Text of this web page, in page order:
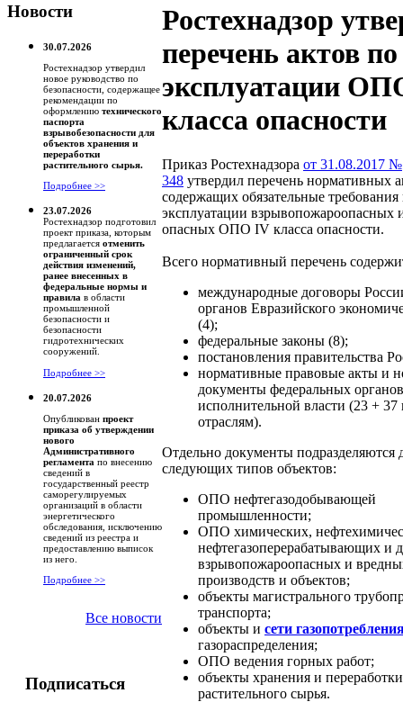
Новости
30.07.2026
Ростехнадзор утвердил
новое руководство по
безопасности, содержащее
рекомендации по
оформлению технического
паспорта
взрывобезопасности для
объектов хранения и
переработки
растительного сырья.
Подробнее >>
23.07.2026
Ростехнадзор подготовил
проект приказа, которым
предлагается отменить
ограниченный срок
действия изменений,
ранее внесенных в
федеральные нормы и
правила в области
промышленной
безопасности и
безопасности
гидротехнических
сооружений.
Подробнее >>
20.07.2026
Опубликован проект
приказа об утверждении
нового
Административного
регламента по внесению
сведений в
государственный реестр
саморегулируемых
организаций в области
энергетического
обследования, исключению
сведений из реестра и
предоставлению выписок
из него.
Подробнее >>
Все новости
Подписаться
Ростехнадзор
перечень актов по
эксплуатации
класса опасности
Приказ Ростехнадзора от 31.08.2017 №
348 утвердил перечень нормативных
содержащих обязательные требования
эксплуатации взрывопожароопасных
опасных ОПО IV класса опасности.
Всего нормативный перечень
международные договоры
органов Евразийского
(4);
федеральные законы (8);
постановления правительства
нормативные правовые акты и
документы федеральных органов
исполнительной власти (23 + 37
отраслям).
Отдельно документы подразделяются
следующих типов объектов:
ОПО нефтегазодобывающей
промышленности;
ОПО химических,
нефтегазоперерабатывающих и
взрывопожароопасных и
производств и объектов;
объекты магистрального
транспорта;
объекты и сети
газораспределения;
ОПО ведения горных работ;
объекты хранения и переработки
растительного сырья.